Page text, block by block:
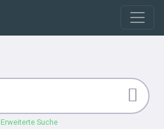
Erweiterte Suche